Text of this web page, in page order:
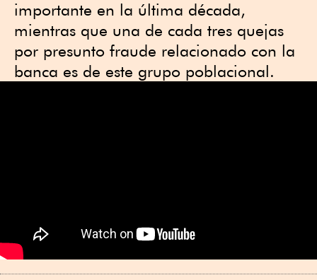
importante en la última década,
mientras que una de cada tres quejas
por presunto fraude relacionado con la
banca es de este grupo poblacional.